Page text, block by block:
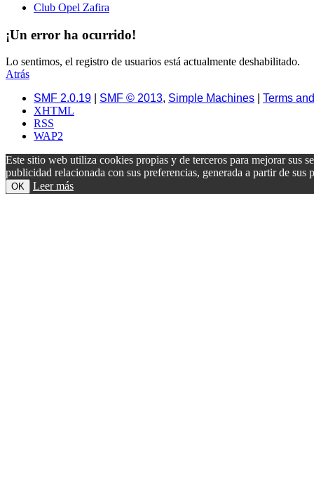
Club Opel Zafira
¡Un error ha ocurrido!
Lo sentimos, el registro de usuarios está actualmente deshabilitado.
Atrás
SMF 2.0.19
SMF © 2013, Simple Machines
Terms
XHTML
RSS
WAP2
Este sitio web utiliza cookies propias y de terceros para mejorar sus
publicidad relacionada con sus preferencias, generada a partir de
OK Leer más